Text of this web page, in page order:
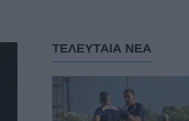
ΤΕΛΕΥΤΑΙΑ ΝΕΑ